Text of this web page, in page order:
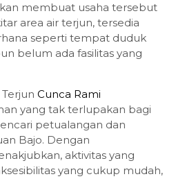
membuat usaha tersebut
area air terjun, tersedia
seperti tempat duduk
belum ada fasilitas yang
Cunca Rami
yang tak terlupakan bagi
petualangan dan
Bajo. Dengan
aktivitas yang
yang cukup mudah,